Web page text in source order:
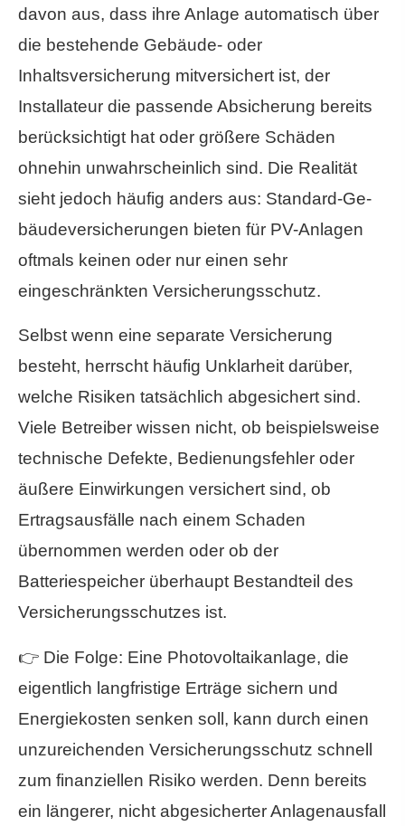
davon aus, dass ihre Anlage automatisch über
die bestehende Gebäude- oder
Inhaltsversicherung mitversichert ist, der
Installateur die passende Absicherung bereits
berücksichtigt hat oder größere Schäden
ohnehin unwahrscheinlich sind. Die Realität
sieht jedoch häufig anders aus: Standard-Ge­
bäude­ver­si­che­rungen bieten für PV-Anlagen
oftmals keinen oder nur einen sehr
eingeschränkten Versicherungsschutz.
Selbst wenn eine separate Versicherung
besteht, herrscht häufig Unklarheit darüber,
welche Risiken tatsächlich abgesichert sind.
Viele Betreiber wissen nicht, ob beispielsweise
technische Defekte, Bedienungsfehler oder
äußere Einwirkungen versichert sind, ob
Ertragsausfälle nach einem Schaden
übernommen werden oder ob der
Batteriespeicher überhaupt Bestandteil des
Versicherungsschutzes ist.
👉 Die Folge: Eine Photovoltaikanlage, die
eigentlich langfristige Erträge sichern und
Energiekosten senken soll, kann durch einen
unzureichenden Versicherungsschutz schnell
zum finanziellen Risiko werden. Denn bereits
ein längerer, nicht abgesicherter Anlagenausfall